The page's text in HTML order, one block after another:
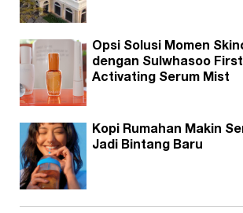
Opsi Solusi Momen
dengan Sulwhasoo
Activating Serum Mist
Kopi Rumahan Makin
Jadi Bintang Baru